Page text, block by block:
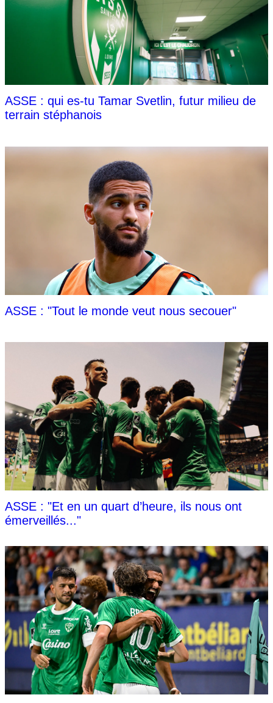
ASSE : qui es-tu Tamar Svetlin, futur milieu de
terrain stéphanois
ASSE : "Tout le monde veut nous secouer"
ASSE : "Et en un quart d’heure, ils nous ont
émerveillés..."